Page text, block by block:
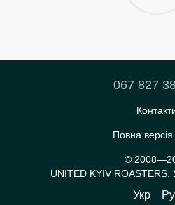
067 827
Повна версія
©
UNITED KYIV ROASTERS.
Укр